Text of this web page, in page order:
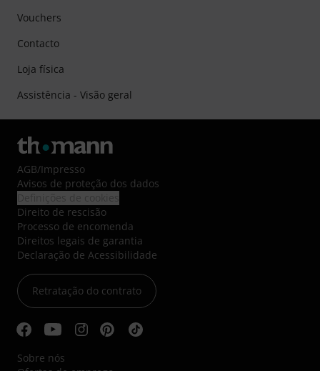
Vouchers
Contacto
Loja física
Assistência - Visão geral
AGB/Impresso
Avisos de proteção dos dados
Direito de rescisão
Processo de encomenda
Direitos legais de garantia
Declaração de Acessibilidade
Retratação do contrato
Sobre nós